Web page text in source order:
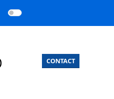
CONTACT